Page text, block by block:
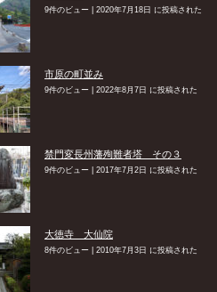
9件のビュー 2020年7月18日 に投稿された
市原の町並み
9件のビュー 2022年8月7日 に投稿された
禁門変長州藩殉難者塔 その３
9件のビュー 2017年7月2日 に投稿された
大徳寺 大仙院
8件のビュー 2010年7月3日 に投稿された